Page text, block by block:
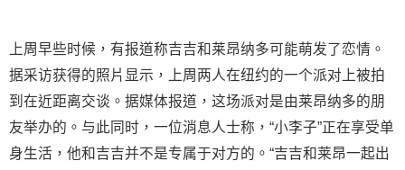
上周早些时候，有报道称吉吉和莱昂纳多可能萌发了恋情。
据采访获得的照片显示，上周两人在纽约的一个派对上被拍
到在近距离交谈。据媒体报道，这场派对是由莱昂纳多的朋
友举办的。与此同时，一位消息人士称，“小李子”正在享受单
身生活，他和吉吉并不是专属于对方的。“吉吉和莱昂一起出